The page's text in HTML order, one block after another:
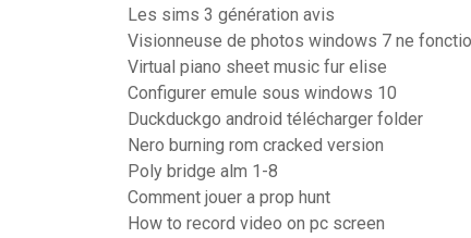
Les sims 3 génération avis
Visionneuse de photos windows 7 ne
Virtual piano sheet music fur elise
Configurer emule sous windows 10
Duckduckgo android télécharger folder
Nero burning rom cracked version
Poly bridge alm 1-8
Comment jouer a prop hunt
How to record video on pc screen